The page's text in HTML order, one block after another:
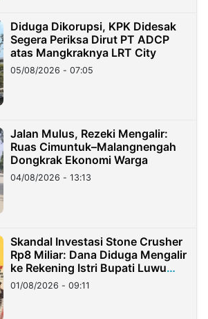
Diduga Dikorupsi, KPK Didesak
Segera Periksa Dirut PT ADCP
atas Mangkraknya LRT City
05/08/2026 - 07:05
Jalan Mulus, Rezeki Mengalir:
Ruas Cimuntuk–Malangnengah
Dongkrak Ekonomi Warga
04/08/2026 - 13:13
Skandal Investasi Stone Crusher
Rp8 Miliar: Dana Diduga Mengalir
ke Rekening Istri Bupati Luwu
Timur
01/08/2026 - 09:11